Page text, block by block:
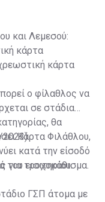
και Λεμεσού:
κάρτα
κάρτα
ο φίλαθλος να
σε στάδια
θα
Κάρτα Φιλάθλου,
κατά την είσοδό
εισιτηρίου.
2023)
για τροχοκάθισμα.
ΓΣΠ άτομα με